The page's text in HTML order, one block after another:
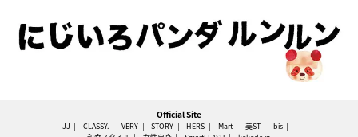
Official Site
JJ CLASSY. VERY STORY HERS Mart 美ST
bis